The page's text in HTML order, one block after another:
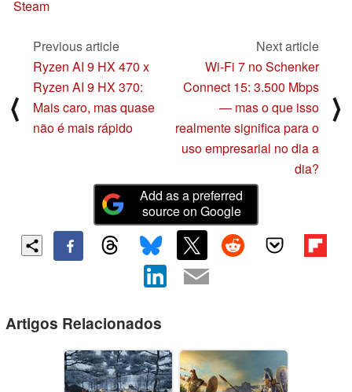
Steam
⟨
Previous article
Ryzen AI 9 HX 470 x
Ryzen AI 9 HX 370:
Mais caro, mas quase
não é mais rápido
Next article
Wi-Fi 7 no Schenker
Connect 15: 3.500 Mbps
— mas o que isso
realmente significa para o
uso empresarial no dia a
dia?
⟩
Add as a preferred
source on Google
Artigos Relacionados